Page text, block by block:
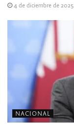
4 de diciembre de 2025
NACIONAL